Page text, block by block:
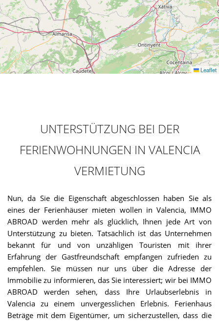
Leaflet
UNTERSTÜTZUNG BEI DER
FERIENWOHNUNGEN IN VALENCIA
VERMIETUNG
Nun, da Sie die Eigenschaft abgeschlossen haben Sie als
eines der Ferienhäuser mieten wollen in Valencia, IMMO
ABROAD werden mehr als glücklich, Ihnen jede Art von
Unterstützung zu bieten. Tatsächlich ist das Unternehmen
bekannt für und von unzähligen Touristen mit ihrer
Erfahrung der Gastfreundschaft empfangen zufrieden zu
empfehlen. Sie müssen nur uns über die Adresse der
Immobilie zu informieren, das Sie interessiert; wir bei IMMO
ABROAD werden sehen, dass Ihre Urlaubserlebnis in
Valencia zu einem unvergesslichen Erlebnis. Ferienhaus
Beträge mit dem Eigentümer, um sicherzustellen, dass die